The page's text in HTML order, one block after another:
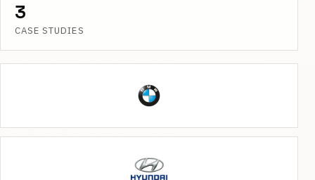
3
CASE STUDIES